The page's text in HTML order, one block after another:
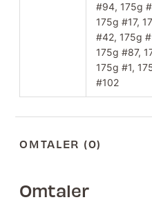
#94, 175g
175g #17,
#42, 175g
175g #87,
175g #1,
#102
OMTALER (0)
Omtaler